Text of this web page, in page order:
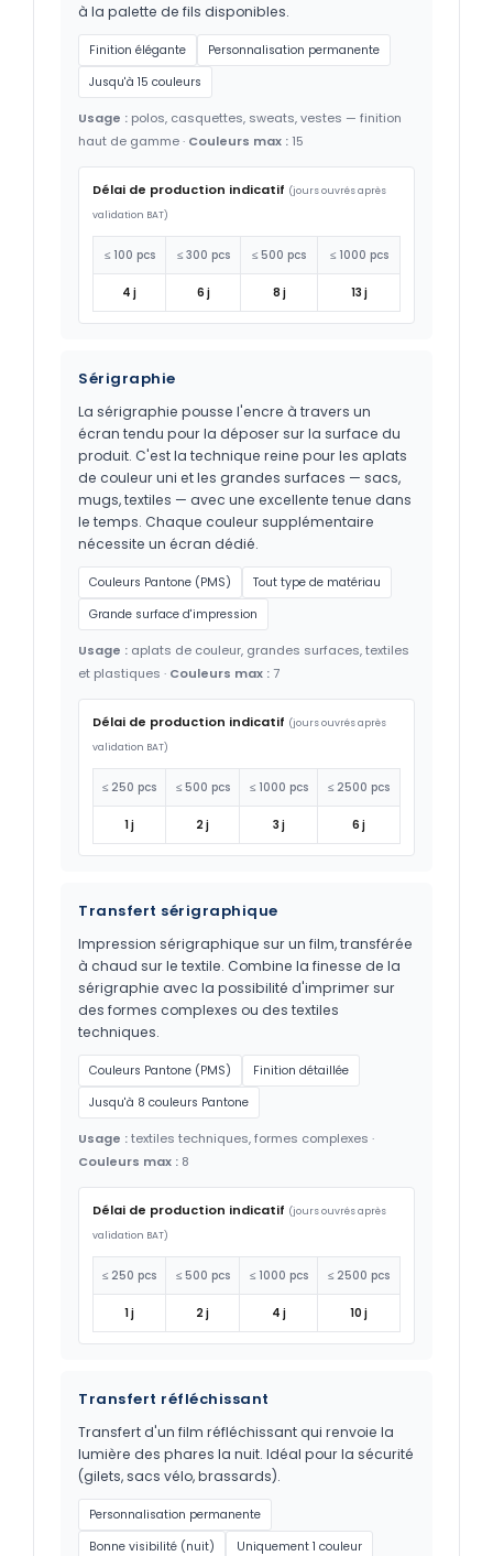
à la palette de fils disponibles.
Finition élégante
Personnalisation permanente
Jusqu'à 15 couleurs
Usage : polos, casquettes, sweats, vestes — finition
haut de gamme · Couleurs max : 15
Délai de production indicatif (jours ouvrés après
validation BAT)
≤ 100 pcs ≤ 300 pcs ≤ 500 pcs ≤ 1000 pcs
4 j 6 j 8 j 13 j
Sérigraphie
La sérigraphie pousse l'encre à travers un
écran tendu pour la déposer sur la surface du
produit. C'est la technique reine pour les aplats
de couleur uni et les grandes surfaces — sacs,
mugs, textiles — avec une excellente tenue dans
le temps. Chaque couleur supplémentaire
nécessite un écran dédié.
Couleurs Pantone (PMS)
Tout type de matériau
Grande surface d'impression
Usage : aplats de couleur, grandes surfaces, textiles
et plastiques · Couleurs max :7
Délai de production indicatif (jours ouvrés après
validation BAT)
≤ 250 pcs ≤ 500 pcs ≤ 1000 pcs ≤ 2500 pcs
1 j 2 j 3 j 6 j
Transfert sérigraphique
Impression sérigraphique sur un film, transférée
à chaud sur le textile. Combine la finesse de la
sérigraphie avec la possibilité d'imprimer sur
des formes complexes ou des textiles
techniques.
Couleurs Pantone (PMS)
Finition détaillée
Jusqu'à 8 couleurs Pantone
Usage :textiles techniques, formes complexes ·
Couleurs max : 8
Délai de production indicatif (jours ouvrés après
validation BAT)
≤ 250 pcs ≤ 500 pcs ≤ 1000 pcs ≤ 2500 pcs
1 j 2 j 4 j 10 j
Transfert réfléchissant
Transfert d'un film réfléchissant qui renvoie la
lumière des phares la nuit. Idéal pour la sécurité
(gilets, sacs vélo, brassards).
Personnalisation permanente
Bonne visibilité (nuit)
Uniquement 1 couleur